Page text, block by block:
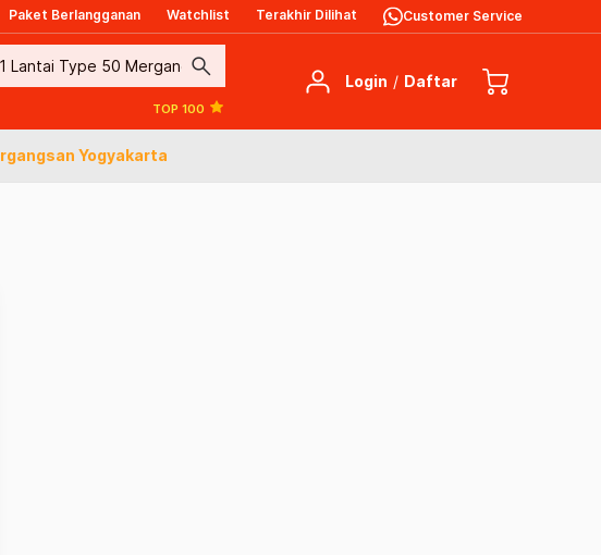
Paket Berlangganan Watchlist Terakhir Dilihat Customer Service
search
TOP 100
Login / Daftar
Yogyakarta